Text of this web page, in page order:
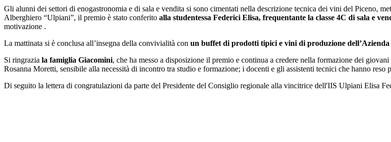
Gli alunni dei settori di enogastronomia e di sala e vendita si sono cimentati nella descrizione tecnica dei vini del Piceno,
Alberghiero “Ulpiani”, il premio è stato conferito alla studentessa Federici Elisa, frequentante la classe 4C di sala e
motivazione .
La mattinata si è conclusa all’insegna della convivialità con un buffet di prodotti tipici e vini di produzione
Si ringrazia la famiglia Giacomini, che ha messo a disposizione il premio e continua a credere nella formazione dei
Rosanna Moretti, sensibile alla necessità di incontro tra studio e formazione; i docenti e gli assistenti tecnici che hanno reso
Di seguito la lettera di congratulazioni da parte del Presidente del Consiglio regionale alla vincitrice dell'IIS Ulpiani Elisa